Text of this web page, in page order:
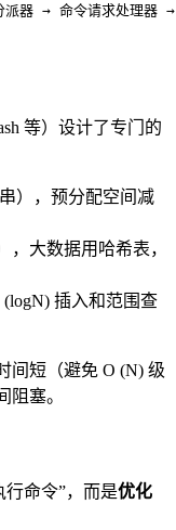
器 → 命令请求处理
等）设计了专门的
），预分配空间减
，大数据用哈希表，
插入和范围查
间短（避免 O (N) 级
阻塞。
行命令”，而是优化